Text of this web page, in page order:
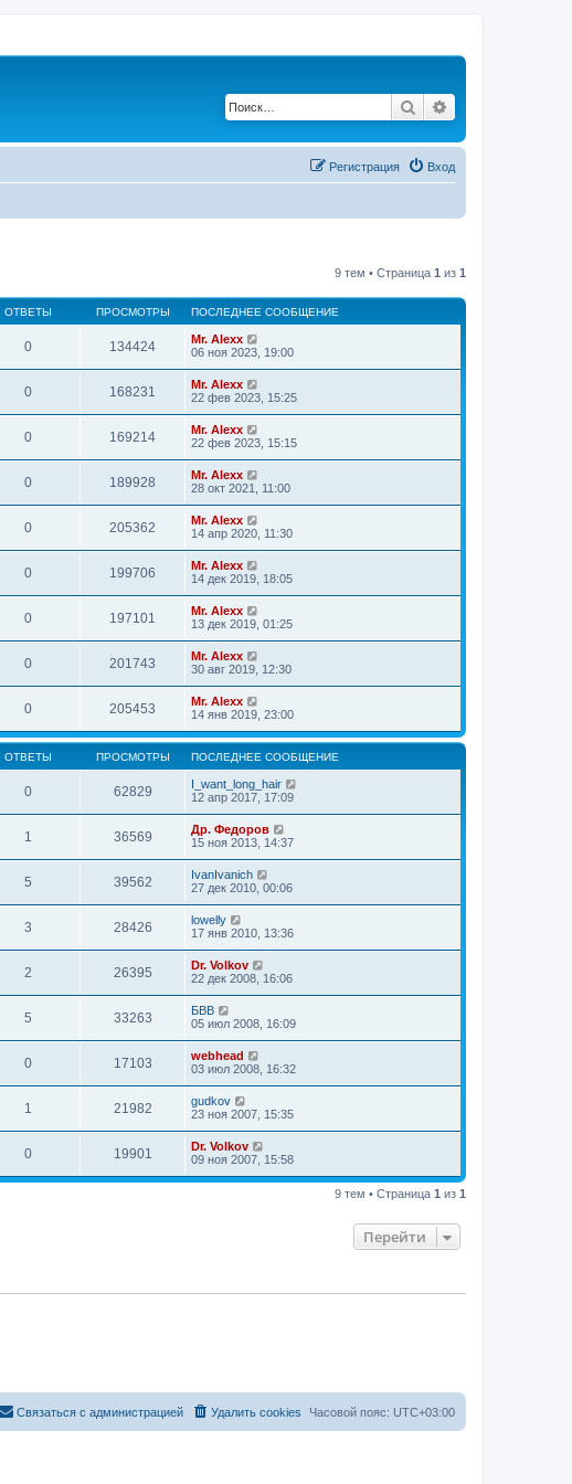
Поиск
Вход
Регистрация
9 тем • Страница 1 из 1
ОТВЕТЫ ПРОСМОТРЫ ПОСЛЕДНЕЕ СООБЩЕНИЕ
0 134424
Mr. Alexx
06 ноя 2023, 19:00
0 168231
Mr. Alexx
22 фев 2023, 15:25
0 169214
Mr. Alexx
22 фев 2023, 15:15
0 189928
Mr. Alexx
28 окт 2021, 11:00
0 205362
Mr. Alexx
14 апр 2020, 11:30
0 199706
Mr. Alexx
14 дек 2019, 18:05
0 197101
Mr. Alexx
13 дек 2019, 01:25
0 201743
Mr. Alexx
30 авг 2019, 12:30
0 205453
Mr. Alexx
14 янв 2019, 23:00
ОТВЕТЫ ПРОСМОТРЫ ПОСЛЕДНЕЕ СООБЩЕНИЕ
0 62829
I_want_long_hair
12 апр 2017, 17:09
1 36569
Др. Федоров
15 ноя 2013, 14:37
5 39562
IvanIvanich
27 дек 2010, 00:06
3 28426
lowelly
17 янв 2010, 13:36
2 26395
Dr. Volkov
22 дек 2008, 16:06
5 33263
БВВ
05 июл 2008, 16:09
0 17103
webhead
03 июл 2008, 16:32
1 21982
gudkov
23 ноя 2007, 15:35
0 19901
Dr. Volkov
09 ноя 2007, 15:58
9 тем • Страница 1 из 1
Перейти
Часовой пояс: UTC+03:00
Удалить cookies
Связаться с администрацией